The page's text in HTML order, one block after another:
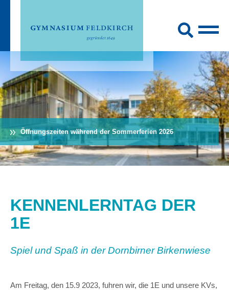
Öffnungszeiten während der Sommerferien 2026
KENNENLERNTAG DER
1E
Spiel und Spaß in der Dornbirner Birkenwiese
Am Freitag, den 15.9 2023, fuhren wir, die 1E und unsere KVs,